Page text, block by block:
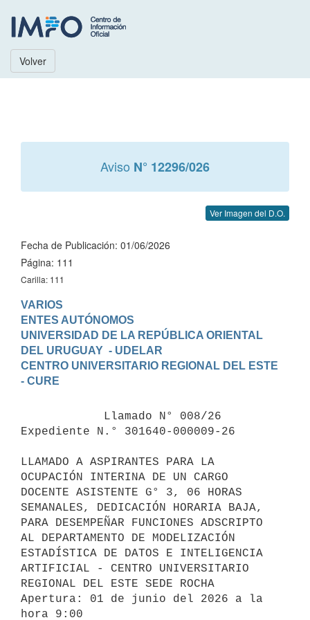
Volver
Aviso N° 12296/026
Ver Imagen del D.O.
Fecha de Publicación: 01/06/2026
Página: 111
Carilla: 111
VARIOS
ENTES AUTÓNOMOS
UNIVERSIDAD DE LA REPÚBLICA ORIENTAL
DEL URUGUAY  - UDELAR
CENTRO UNIVERSITARIO REGIONAL DEL ESTE
Expediente N.° 301640-000009-26
LLAMADO A ASPIRANTES PARA LA
OCUPACIÓN INTERINA DE UN CARGO
DOCENTE ASISTENTE G° 3, 06 HORAS
SEMANALES, DEDICACIÓN HORARIA BAJA,
PARA DESEMPEÑAR FUNCIONES ADSCRIPTO
AL DEPARTAMENTO DE MODELIZACIÓN
ESTADÍSTICA DE DATOS E INTELIGENCIA
ARTIFICIAL - CENTRO UNIVERSITARIO
REGIONAL DEL ESTE SEDE ROCHA
Apertura: 01 de junio del 2026 a la
hora 9:00